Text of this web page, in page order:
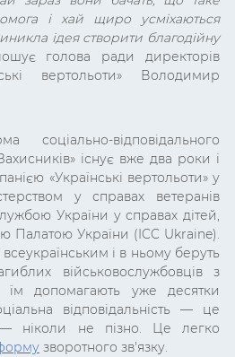
і хай щиро усміхаються
ідея створити благодійну
голова ради директорів
вертольоти» Володимир
соціально-відповідального
існує вже два роки і
«Українські вертольоти» у
у справах ветеранів
України у справах дітей,
Палатою України (ICC Ukraine).
і в ньому беруть
військовослужбовців з
їм допомагають уже десятки
відповідальність — це
ніколи не пізно. Це легко
зворотного зв'язку.